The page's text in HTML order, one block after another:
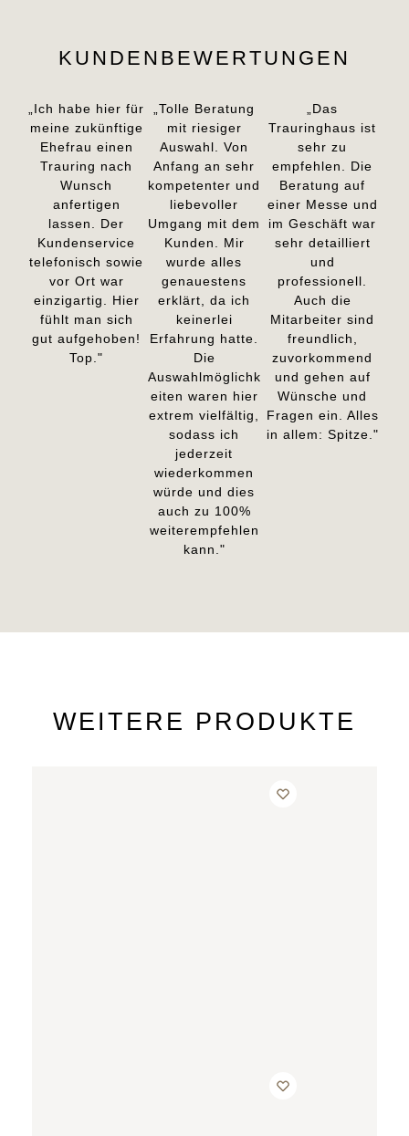
KUNDENBEWERTUNGEN
„Ich habe hier für
meine zukünftige
Ehefrau einen
Trauring nach
Wunsch
anfertigen
lassen. Der
Kundenservice
telefonisch sowie
vor Ort war
einzigartig. Hier
fühlt man sich
gut aufgehoben!
Top."
„Tolle Beratung
mit riesiger
Auswahl. Von
Anfang an sehr
kompetenter und
liebevoller
Umgang mit dem
Kunden. Mir
wurde alles
genauestens
erklärt, da ich
keinerlei
Erfahrung hatte.
Die
Auswahlmöglichk
eiten waren hier
extrem vielfältig,
sodass ich
jederzeit
wiederkommen
würde und dies
auch zu 100%
weiterempfehlen
kann."
„Das
Trauringhaus ist
sehr zu
empfehlen. Die
Beratung auf
einer Messe und
im Geschäft war
sehr detailliert
und
professionell.
Auch die
Mitarbeiter sind
freundlich,
zuvorkommend
und gehen auf
Wünsche und
Fragen ein. Alles
in allem: Spitze."
WEITERE PRODUKTE